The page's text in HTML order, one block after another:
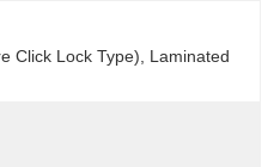
Click Lock Type), Laminated